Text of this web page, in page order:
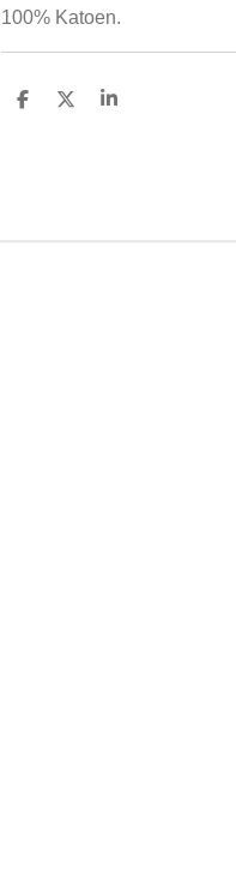
100% Katoen.
D
D
S